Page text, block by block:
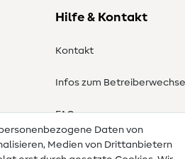
Hilfe & Kontakt
Kontakt
Infos zum
FAQ
Widerrufsrecht
Daten von
Medien von Drittanbietern